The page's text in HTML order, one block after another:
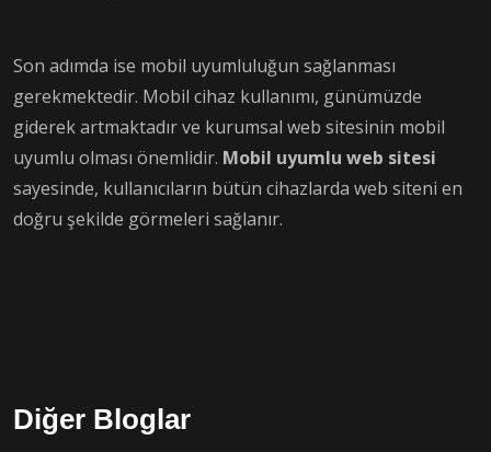
Son adımda ise mobil uyumluluğun sağlanması
gerekmektedir. Mobil cihaz kullanımı, günümüzde
giderek artmaktadır ve kurumsal web sitesinin mobil
uyumlu olması önemlidir. Mobil uyumlu web sitesi
sayesinde, kullanıcıların bütün cihazlarda web siteni en
doğru şekilde görmeleri sağlanır.
Diğer Bloglar